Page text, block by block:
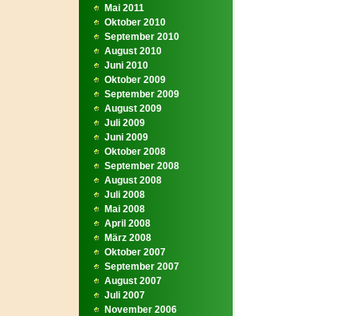
Mai 2011
Oktober 2010
September 2010
August 2010
Juni 2010
Oktober 2009
September 2009
August 2009
Juli 2009
Juni 2009
Oktober 2008
September 2008
August 2008
Juli 2008
Mai 2008
April 2008
März 2008
Oktober 2007
September 2007
August 2007
Juli 2007
November 2006